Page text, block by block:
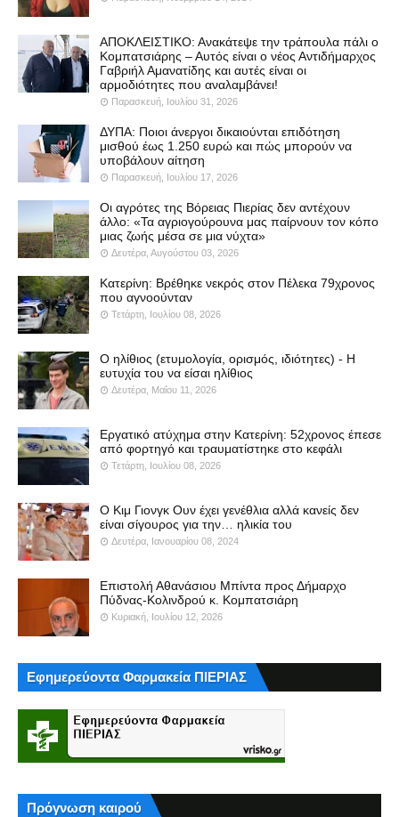
ΑΠΟΚΛΕΙΣΤΙΚΟ: Ανακάτεψε την τράπουλα πάλι ο
Κομπατσιάρης – Αυτός είναι ο νέος Αντιδήμαρχος
Γαβριήλ Αμανατίδης και αυτές είναι οι
αρμοδιότητες που αναλαμβάνει!
Παρασκευή, Ιουλίου 31, 2026
ΔΥΠΑ: Ποιοι άνεργοι δικαιούνται επιδότηση
μισθού έως 1.250 ευρώ και πώς μπορούν να
υποβάλουν αίτηση
Παρασκευή, Ιουλίου 17, 2026
Οι αγρότες της Βόρειας Πιερίας δεν αντέχουν
άλλο: «Τα αγριογούρουνα μας παίρνουν τον κόπο
μιας ζωής μέσα σε μια νύχτα»
Δευτέρα, Αυγούστου 03, 2026
Κατερίνη: Βρέθηκε νεκρός στον Πέλεκα 79χρονος
που αγνοούνταν
Τετάρτη, Ιουλίου 08, 2026
Ο ηλίθιος (ετυμολογία, ορισμός, ιδιότητες) - Η
ευτυχία του να είσαι ηλίθιος
Δευτέρα, Μαΐου 11, 2026
Εργατικό ατύχημα στην Κατερίνη: 52χρονος έπεσε
από φορτηγό και τραυματίστηκε στο κεφάλι
Τετάρτη, Ιουλίου 08, 2026
Ο Κιμ Γιονγκ Ουν έχει γενέθλια αλλά κανείς δεν
είναι σίγουρος για την… ηλικία του
Δευτέρα, Ιανουαρίου 08, 2024
Επιστολή Αθανάσιου Μπίντα προς Δήμαρχο
Πύδνας-Κολινδρού κ. Κομπατσιάρη
Κυριακή, Ιουλίου 12, 2026
Εφημερεύοντα Φαρμακεία ΠΙΕΡΙΑΣ
Πρόγνωση καιρού